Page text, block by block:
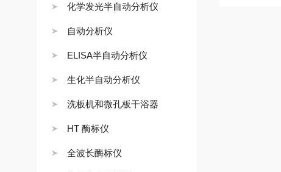
化学发光半自动分析仪
自动分析仪
ELISA半自动分析仪
生化半自动分析仪
洗板机和微孔板干浴器
HT 酶标仪
全波长酶标仪